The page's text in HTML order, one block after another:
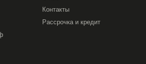
Контакты
Рассрочка и кредит